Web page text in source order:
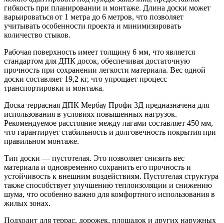
гибкость при планировании и монтаже. Длина доски может
варьироваться от 1 метра до 6 метров, что позволяет
учитывать особенности проекта и минимизировать
количество стыков.
Рабочая поверхность имеет толщину 6 мм, что является
стандартом для ДПК досок, обеспечивая достаточную
прочность при сохранении легкости материала. Вес одной
доски составляет 19,2 кг, что упрощает процесс
транспортировки и монтажа.
Доска террасная ДПК Мербау Профи 3Д предназначена для
использования в условиях повышенных нагрузок.
Рекомендуемое расстояние между лагами составляет 450 мм,
что гарантирует стабильность и долговечность покрытия при
правильном монтаже.
Тип доски — пустотелая. Это позволяет снизить вес
материала и одновременно сохранить его прочность и
устойчивость к внешним воздействиям. Пустотелая структура
также способствует улучшению теплоизоляции и снижению
шума, что особенно важно для комфортного использования в
жилых зонах.
Подходит для террас, дорожек, площадок и других наружных